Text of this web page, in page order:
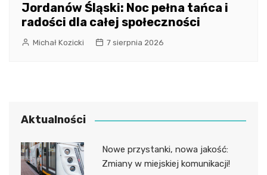
Jordanów Śląski: Noc pełna tańca i
radości dla całej społeczności
Michał Kozicki 7 sierpnia 2026
Aktualności
Nowe przystanki, nowa jakość:
Zmiany w miejskiej komunikacji!